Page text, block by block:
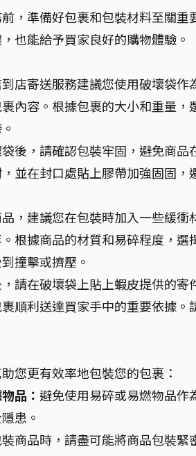
，準備好包裹和包裝材料至關
也能給予買家良好的購物體驗。
店寄送服務建議您使用破壞袋作
內容。根據包裹的大小和重量
後，請確認包裝牢固，避免商品
並在封口處貼上膠帶加強固固，
，建議您在包裝時加入一些緩
根據商品的材質和易碎程度，
撞擊或擠壓。
請在破壞袋上貼上蝦皮提供的
順利送達買家手中的重要依據
您更有效率地包裝您的包裹：
品： 避免使用易碎或易燃物品作
患。
商品時，請盡可能將商品包裝緊